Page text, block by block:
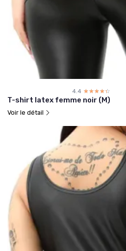
4.4 ☆☆☆☆☆
★★★★★
T-shirt latex femme noir (M)
Voir le détail